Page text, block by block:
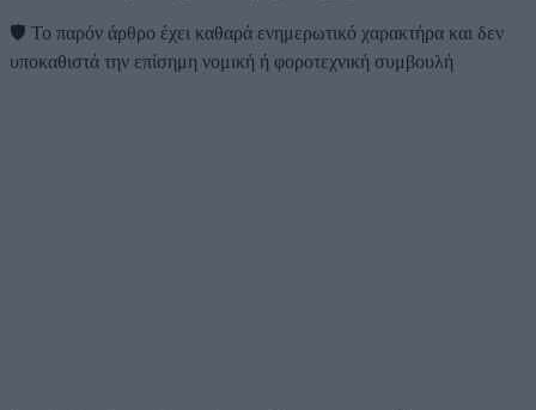
🛡️ Το παρόν άρθρο έχει καθαρά ενημερωτικό χαρακτήρα και δεν
υποκαθιστά την επίσημη νομική ή φοροτεχνική συμβουλή